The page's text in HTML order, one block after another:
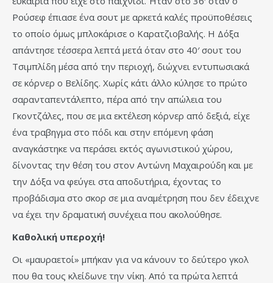
Ρούσεφ έπιασε ένα σουτ με αρκετά καλές προϋποθέσεις
το οποίο όμως μπλοκάρισε ο Καρατζιοβαλής. Η Δόξα
απάντησε τέσσερα λεπτά μετά όταν στο 40′ σουτ του
Τσιμπλίδη μέσα από την περιοχή, διώχνει εντυπωσιακά
σε κόρνερ ο Βελίδης. Χωρίς κάτι άλλο κύλησε το πρώτο
σαρανταπεντάλεπτο, πέρα από την απώλεια του
Γκοντζάλες, που σε μια εκτέλεση κόρνερ από δεξιά, είχε
ένα τραβηγμα στο πόδι και στην επόμενη φάση
αναγκάστηκε να περάσει εκτός αγωνιστικού χώρου,
δίνοντας την θέση του στον Αντώνη Μαχαιρούδη και με
την Δόξα να φεύγει στα αποδυτήρια, έχοντας το
προβάδισμα στο σκορ σε μια αναμέτρηση που δεν έδειχνε
να έχει την δραματική συνέχεια που ακολούθησε.
Καθολική υπεροχή!
Οι «μαυραετοί» μπήκαν για να κάνουν το δεύτερο γκολ
που θα τους κλείδωνε την νίκη. Από τα πρώτα λεπτά